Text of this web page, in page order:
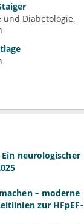
und Diabetologie
neurologischer
– moderne
zur HFpEF-